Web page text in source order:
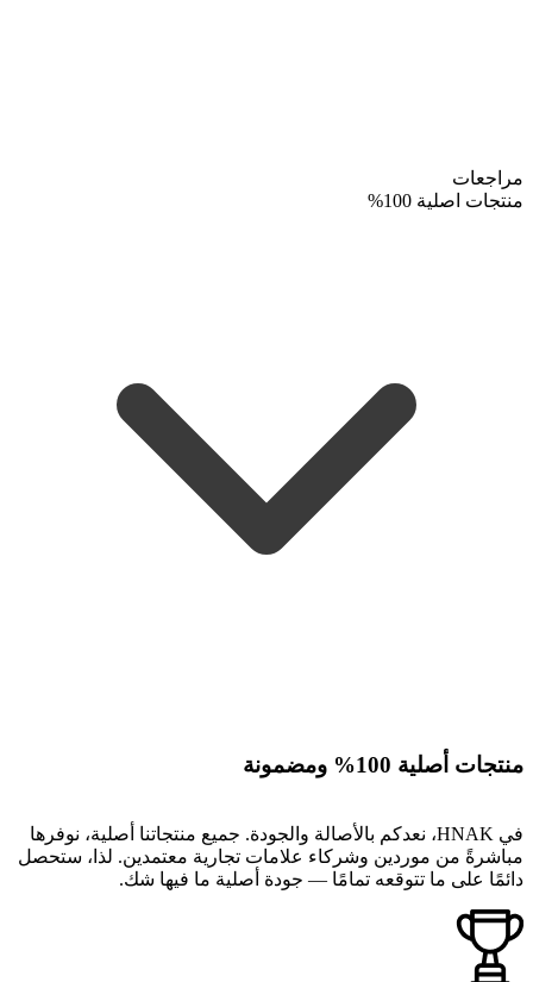
مراجعات
منتجات اصلية 100%
منتجات أصلية 100% ومضمونة
في HNAK، نعدكم بالأصالة والجودة. جميع منتجاتنا أصلية، نوفرها
مباشرةً من موردين وشركاء علامات تجارية معتمدين. لذا، ستحصل
دائمًا على ما تتوقعه تمامًا — جودة أصلية ما فيها شك.